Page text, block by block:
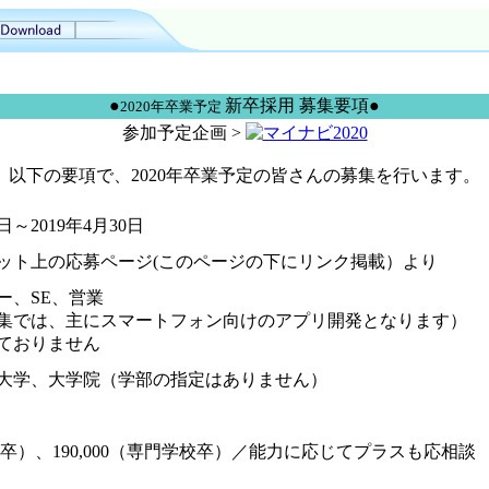
●2020年卒業予定 新卒採用 募集要項●
参加予定企画 >
以下の要項で、2020年卒業予定の皆さんの募集を行います。
～2019年4月30日
ト上の応募ページ(このページの下にリンク掲載）より
、SE、営業
では、主にスマートフォン向けのアプリ開発となります）
おりません
学、大学院（学部の指定はありません）
）、190,000（専門学校卒）／能力に応じてプラスも応相談